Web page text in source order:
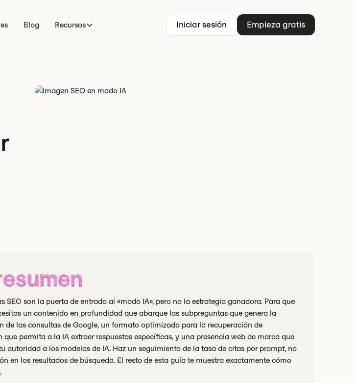
Blog Recursos Iniciar sesión Empieza gratis
SEO son la puerta de entrada al «modo IA», pero no la estrategia ganadora. Para que
un contenido en profundidad que abarque las subpreguntas que genera la
de las consultas de Google, un formato optimizado para la recuperación de
que permita a la IA extraer respuestas específicas, y una presencia web de marca que
autoridad a los modelos de IA. Haz un seguimiento de la tasa de citas por prompt, no
en los resultados de búsqueda. El resto de esta guía te muestra exactamente cómo